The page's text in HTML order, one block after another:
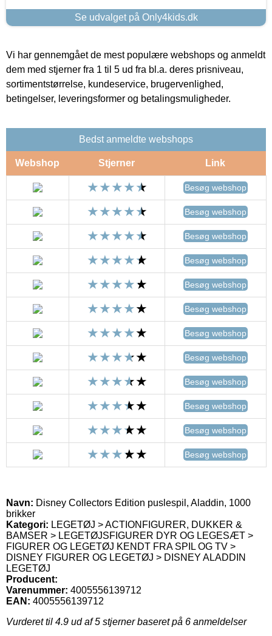
Se udvalget på Only4kids.dk
Vi har gennemgået de mest populære webshops og anmeldt
dem med stjerner fra 1 til 5 ud fra bl.a. deres prisniveau,
sortimentstørrelse, kundeservice, brugervenlighed,
betingelser, leveringsformer og betalingsmuligheder.
Bedst anmeldte webshops
Webshop Stjerner Link
Besøg webshop
Besøg webshop
Besøg webshop
Besøg webshop
Besøg webshop
Besøg webshop
Besøg webshop
Besøg webshop
Besøg webshop
Besøg webshop
Besøg webshop
Besøg webshop
Navn: Disney Collectors Edition puslespil, Aladdin, 1000
brikker
Kategori: LEGETØJ > ACTIONFIGURER, DUKKER &
BAMSER > LEGETØJSFIGURER DYR OG LEGESÆT >
FIGURER OG LEGETØJ KENDT FRA SPIL OG TV >
DISNEY FIGURER OG LEGETØJ > DISNEY ALADDIN
LEGETØJ
Producent:
Varenummer: 4005556139712
EAN: 4005556139712
Vurderet til 4.9 ud af 5 stjerner baseret på 6 anmeldelser